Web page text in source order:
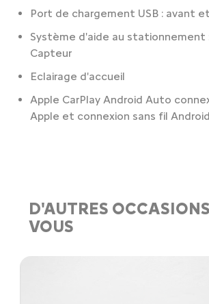
Port de chargement USB : avant
Système d'aide au stationnement :
Capteur
Eclairage d'accueil
Apple CarPlay Android Auto
Apple et connexion sans fil Android
D'AUTRES
VOUS